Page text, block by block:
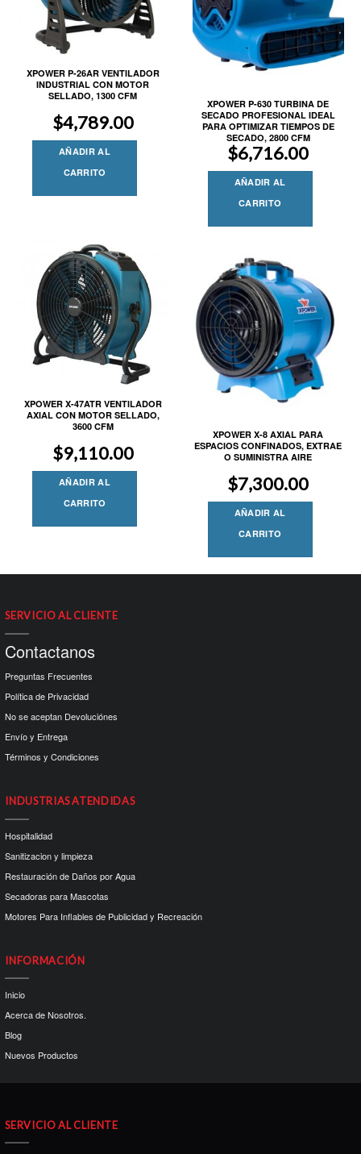
XPOWER P-26AR VENTILADOR
INDUSTRIAL CON MOTOR
SELLADO, 1300 CFM
$4,789.00
AÑADIR AL
CARRITO
XPOWER P-630 TURBINA DE
SECADO PROFESIONAL IDEAL
PARA OPTIMIZAR TIEMPOS DE
SECADO, 2800 CFM
$6,716.00
AÑADIR AL
CARRITO
XPOWER X-47ATR VENTILADOR
AXIAL CON MOTOR SELLADO,
3600 CFM
$9,110.00
AÑADIR AL
CARRITO
XPOWER X-8 AXIAL PARA
ESPACIOS CONFINADOS, EXTRAE
O SUMINISTRA AIRE
$7,300.00
AÑADIR AL
CARRITO
SERVICIO AL CLIENTE
Contactanos
Preguntas Frecuentes
Política de Privacidad
No se aceptan Devoluciónes
Envío y Entrega
Términos y Condiciones
INDUSTRIAS ATENDIDAS
Hospitalidad
Sanitizacion y limpieza
Restauración de Daños por Agua
Secadoras para Mascotas
Motores Para Inflables de Publicidad y Recreación
INFORMACIÓN
Inicio
Acerca de Nosotros.
Blog
Nuevos Productos
SERVICIO AL CLIENTE